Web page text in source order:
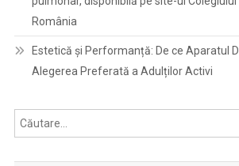
România
Estetică și Performanță: De ce Aparatul
Alegerea Preferată a Adulților Activi